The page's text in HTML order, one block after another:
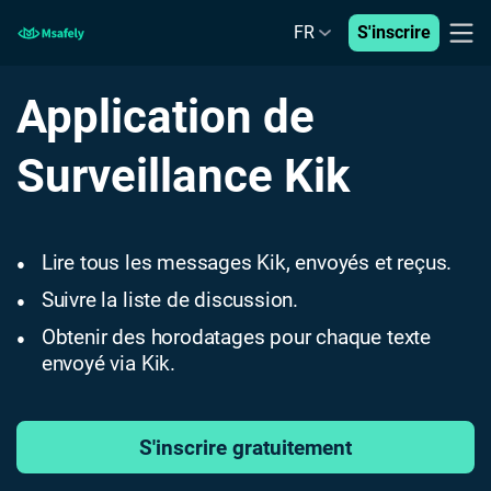
FR S'inscrire
Application de
Surveillance Kik
● Lire tous les messages Kik, envoyés et reçus.
● Suivre la liste de discussion.
●
Obtenir des horodatages pour chaque texte
envoyé via Kik.
S'inscrire gratuitement